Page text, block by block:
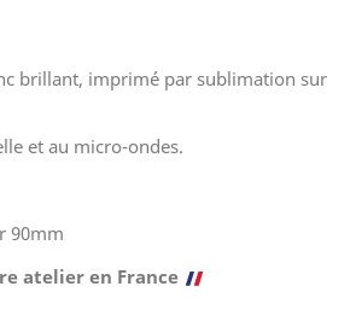
brillant, imprimé par sublimation sur
et au micro-ondes.
90mm
atelier en France